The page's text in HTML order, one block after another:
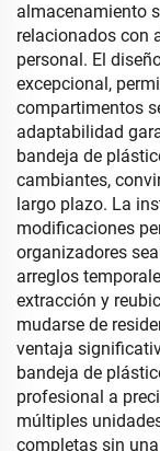
almacenamiento
relacionados con
personal. El
excepcional,
compartimentos
adaptabilidad
bandeja de
cambiantes,
largo plazo. La
modificaciones
organizadores
arreglos
extracción y
mudarse de
ventaja
bandeja de
profesional a
múltiples
completas sin